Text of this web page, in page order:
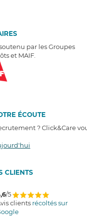
par les Groupes
et MAIF.
ÉCOUTE
? Click&Care
CLIENTS
/5
clients récoltés sur